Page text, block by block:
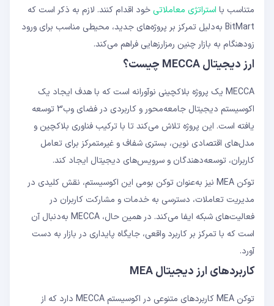
متناسب با استراتژی معاملاتی خود اقدام کنند. لازم به ذکر است که
BitMart به‌دلیل تمرکز بر پروژه‌های جدید، محیطی مناسب برای ورود
زودهنگام به بازار چنین رمزارزهایی فراهم می‌کند.
ارز دیجیتال MECCA چیست؟
MECCA یک پروژه بلاکچینی نوآورانه است که با هدف ایجاد یک
اکوسیستم دیجیتال جامعه‌محور و کاربردی در فضای وب3 توسعه
یافته است. این پروژه تلاش می‌کند تا با ترکیب فناوری بلاکچین و
مدل‌های اقتصادی نوین، بستری شفاف و غیرمتمرکز برای تعامل
کاربران، توسعه‌دهندگان و سرویس‌های دیجیتال ایجاد کند.
توکن MEA نیز به‌عنوان توکن بومی این اکوسیستم، نقش کلیدی در
مدیریت تعاملات، دسترسی به خدمات و مشارکت کاربران در
فعالیت‌های شبکه ایفا می‌کند. در همین حال، MECCA به‌دنبال آن
است که با تمرکز بر کاربرد واقعی، جایگاه پایداری در بازار به دست
آورد.
کاربردهای ارز دیجیتال MEA
توکن MEA کاربردهای متنوعی در اکوسیستم MECCA دارد که از